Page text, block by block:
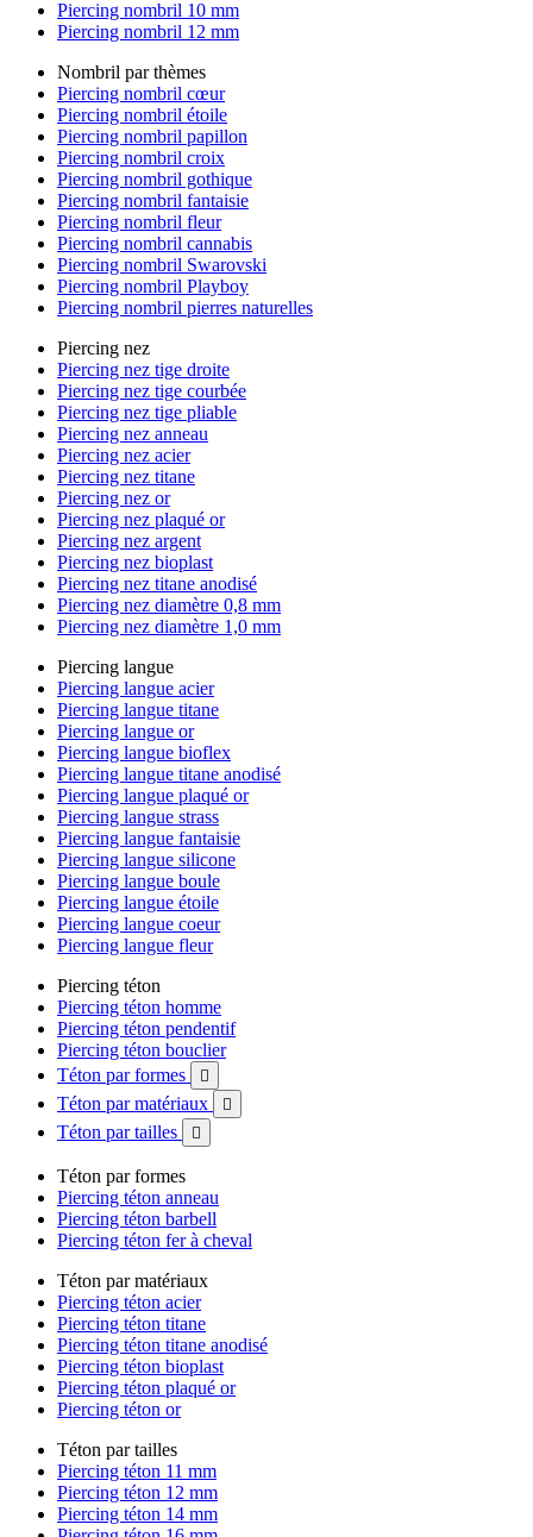
Piercing nombril 10 mm
Piercing nombril 12 mm
Nombril par thèmes
Piercing nombril cœur
Piercing nombril étoile
Piercing nombril papillon
Piercing nombril croix
Piercing nombril gothique
Piercing nombril fantaisie
Piercing nombril fleur
Piercing nombril cannabis
Piercing nombril Swarovski
Piercing nombril Playboy
Piercing nombril pierres naturelles
Piercing nez
Piercing nez tige droite
Piercing nez tige courbée
Piercing nez tige pliable
Piercing nez anneau
Piercing nez acier
Piercing nez titane
Piercing nez or
Piercing nez plaqué or
Piercing nez argent
Piercing nez bioplast
Piercing nez titane anodisé
Piercing nez diamètre 0,8 mm
Piercing nez diamètre 1,0 mm
Piercing langue
Piercing langue acier
Piercing langue titane
Piercing langue or
Piercing langue bioflex
Piercing langue titane anodisé
Piercing langue plaqué or
Piercing langue strass
Piercing langue fantaisie
Piercing langue silicone
Piercing langue boule
Piercing langue étoile
Piercing langue coeur
Piercing langue fleur
Piercing téton
Piercing téton homme
Piercing téton pendentif
Piercing téton bouclier
Téton par formes

Téton par matériaux 
Téton par tailles 
Téton par formes
Piercing téton anneau
Piercing téton barbell
Piercing téton fer à cheval
Téton par matériaux
Piercing téton acier
Piercing téton titane
Piercing téton titane anodisé
Piercing téton bioplast
Piercing téton plaqué or
Piercing téton or
Téton par tailles
Piercing téton 11 mm
Piercing téton 12 mm
Piercing téton 14 mm